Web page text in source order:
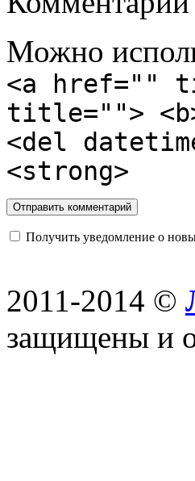
Можно
<a href=""
title="">
<del
<strong>
Получить уведомление о
2011-2014 ©
защищены и